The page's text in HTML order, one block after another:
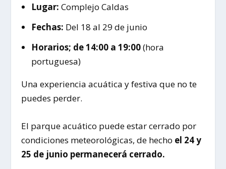
Lugar: Complejo Caldas
Fechas: Del 18 al 29 de junio
Horarios; de 14:00 a 19:00(hora
portuguesa)
Una experiencia acuática y festiva que no te
puedes perder.
El parque acuático puede estar cerrado por
condiciones meteorológicas, de hecho el 24 y
25 de junio permanecerá cerrado.